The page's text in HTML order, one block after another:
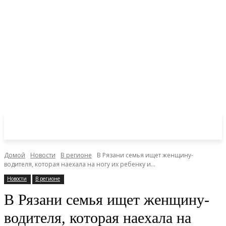
Домой Новости В регионе
В Рязани семья ищет женщину-
водителя, которая наехала на ногу их ребенку и...
Новости В регионе
В Рязани семья ищет женщину-
водителя, которая наехала на